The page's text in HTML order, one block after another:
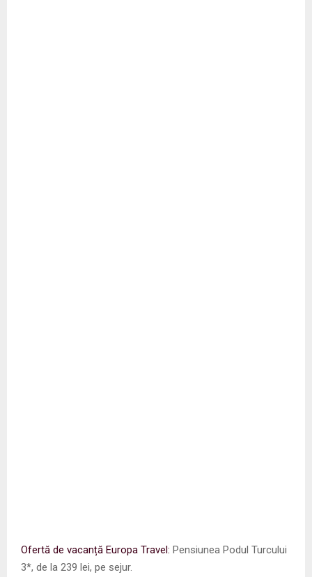
Ofertă de vacanță Europa Travel: Pensiunea Podul Turcului
3*, de la 239 lei, pe sejur.